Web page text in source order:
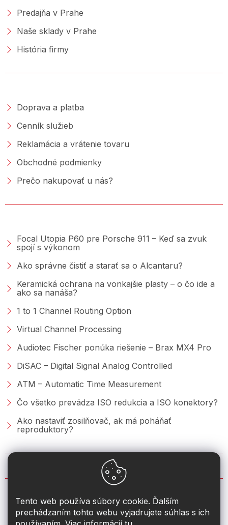
Tento web používa súbory cookie. Ďalším
prechádzaním tohto webu vyjadrujete súhlas s ich
Predajňa v Prahe
Naše sklady v Prahe
História firmy
Doprava a platba
Cenník služieb
Reklamácia a vrátenie tovaru
Obchodné podmienky
Prečo nakupovať u nás?
Focal Utopia P60 pre Porsche 911 – Keď sa zvuk
spojí s výkonom
Ako správne čistiť a starať sa o Alcantaru?
Keramická ochrana na vonkajšie plasty – o čo ide a
ako sa nanáša?
1 to 1 Channel Routing Option
Virtual Channel Processing
Audiotec Fischer ponúka riešenie – Brax MX4 Pro
DiSAC – Digital Signal Analog Controlled
ATM – Automatic Time Measurement
Čo všetko prevádza ISO redukcia a ISO konektory?
Ako nastaviť zosilňovač, ak má poháňať
reproduktory?
KONTAKT
info@2din.sk
+421 222 205 928